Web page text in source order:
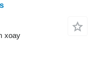
xoay